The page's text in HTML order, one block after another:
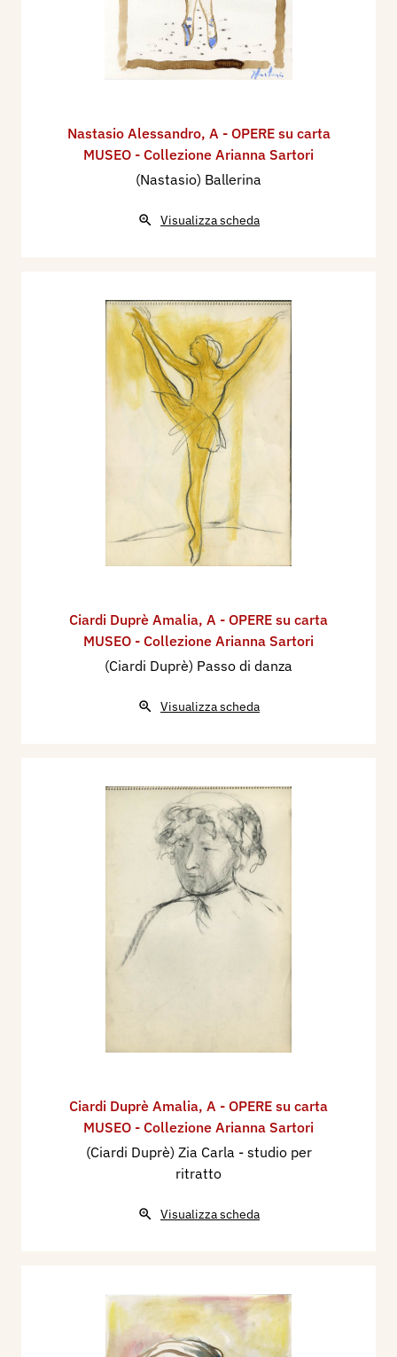
Nastasio Alessandro, A - OPERE su carta
MUSEO - Collezione Arianna Sartori
(Nastasio) Ballerina
Visualizza scheda
Ciardi Duprè Amalia, A - OPERE su carta
MUSEO - Collezione Arianna Sartori
(Ciardi Duprè) Passo di danza
Visualizza scheda
Ciardi Duprè Amalia, A - OPERE su carta
MUSEO - Collezione Arianna Sartori
(Ciardi Duprè) Zia Carla - studio per
ritratto
Visualizza scheda